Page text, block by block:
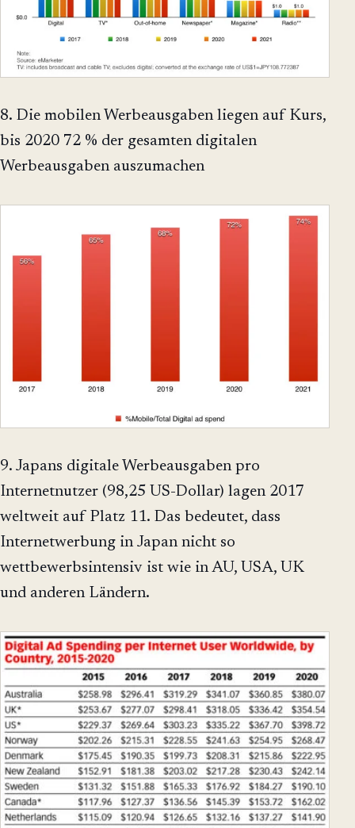
8. Die mobilen Werbeausgaben liegen auf Kurs,
bis 2020 72 % der gesamten digitalen
Werbeausgaben auszumachen
9. Japans digitale Werbeausgaben pro
Internetnutzer (98,25 US-Dollar) lagen 2017
weltweit auf Platz 11. Das bedeutet, dass
Internetwerbung in Japan nicht so
wettbewerbsintensiv ist wie in AU, USA, UK
und anderen Ländern.